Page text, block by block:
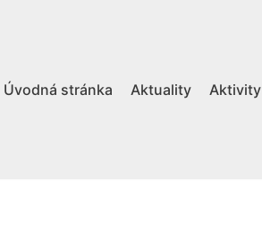
Úvodná stránka Aktuality Aktivity